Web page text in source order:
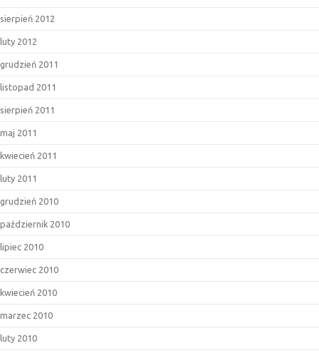
sierpień 2012
luty 2012
grudzień 2011
listopad 2011
sierpień 2011
maj 2011
kwiecień 2011
luty 2011
grudzień 2010
październik 2010
lipiec 2010
czerwiec 2010
kwiecień 2010
marzec 2010
luty 2010